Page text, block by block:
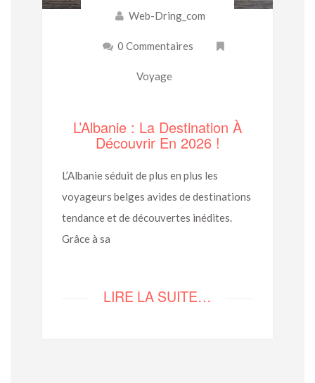
Web-Dring_com
0 Commentaires
Voyage
L’Albanie : La Destination À
Découvrir En 2026 !
L’Albanie séduit de plus en plus les
voyageurs belges avides de destinations
tendance et de découvertes inédites.
Grâce à sa
LIRE LA SUITE…